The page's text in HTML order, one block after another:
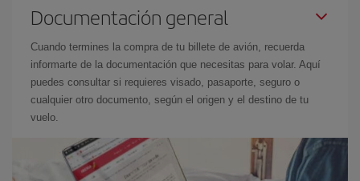
Documentación general
Cuando termines la compra de tu billete de avión, recuerda
informarte de la documentación que necesitas para volar. Aquí
puedes consultar si requieres visado, pasaporte, seguro o
cualquier otro documento, según el origen y el destino de tu
vuelo.